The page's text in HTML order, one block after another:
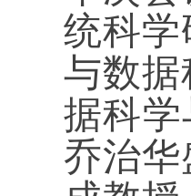
统科
与数
据科
乔治